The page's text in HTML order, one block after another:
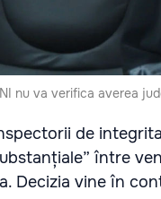
nu va verifica averea
de
între
Decizia vine în